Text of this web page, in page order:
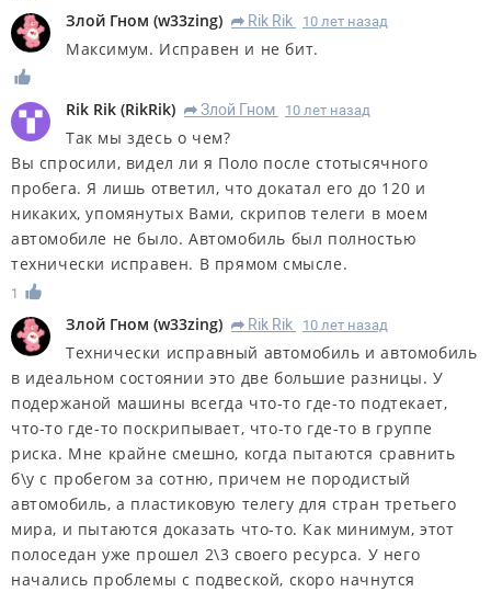
Злой Гном (w33zing) R Rik Rik 10 лет назад
Максимум. Исправен и не бит.
Rik Rik (RikRik) R Злой Гном 10 лет назад
Так мы здесь о чем?
Вы спросили, видел ли я Поло после стотысячного
пробега. Я лишь ответил, что докатал его до 120 и
никаких, упомянутых Вами, скрипов телеги в моем
автомобиле не было. Автомобиль был полностью
технически исправен. В прямом смысле.
1
Злой Гном (w33zing) R Rik Rik 10 лет назад
Технически исправный автомобиль и автомобиль
в идеальном состоянии это две большие разницы. У
подержаной машины всегда что-то где-то подтекает,
что-то где-то поскрипывает, что-то где-то в группе
риска. Мне крайне смешно, когда пытаются сравнить
б\у с пробегом за сотню, причем не породистый
автомобиль, а пластиковую телегу для стран третьего
мира, и пытаются доказать что-то. Как минимум, этот
полоседан уже прошел 2\3 своего ресурса. У него
начались проблемы с подвеской, скоро начнутся